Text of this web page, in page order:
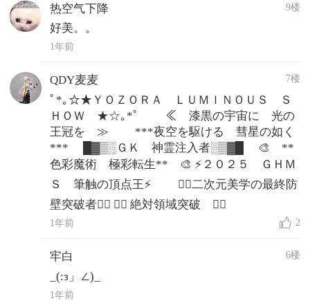
热空气下降 9楼
好美。。
1年前
QDY麦麦 7楼
ﾟ*｡☆★ＹＯＺＯＲＡ ＬＵＭＩＮＯＵＳ Ｓ
ＨＯＷ ★☆｡*ﾟ ≪ 漆黒の宇宙に 光の
王冠を ≫ ***夜空を駆ける 彗星の如く
*** █▓▒░ＧＫ 神霊注入者░▒▓█ 🎨 **
色彩魔術 極彩転生** 🎨 ⚡２０２５ ＧＨＭ
Ｓ 筆触の頂点王⚡ ❤️‍🔥二次元美学の最終防
壁突破者❤️‍🔥 ❤️‍🔥 絶対領域突破 ❤️‍🔥
1年前 2
牢白 6楼
_(:з」∠)_
1年前